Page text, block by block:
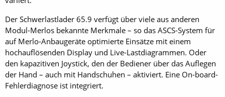
Der Schwerlastlader 65.9 verfügt über viele aus anderen
Modul-Merlos bekannte Merkmale – so das ASCS-System für
auf Merlo-Anbaugeräte optimierte Einsätze mit einem
hochauflösenden Display und Live-Lastdiagrammen. Oder
den kapazitiven Joystick, den der Bediener über das Auflegen
der Hand – auch mit Handschuhen – aktiviert. Eine On-board-
Fehlerdiagnose ist integriert.